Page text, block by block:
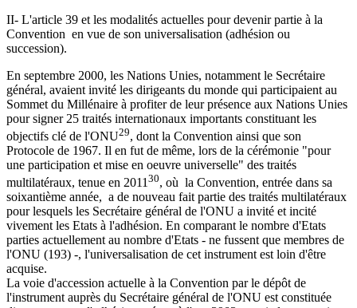
II- L'article 39 et les modalités actuelles pour devenir partie à la
Convention en vue de son universalisation (adhésion ou
succession).
En septembre 2000, les Nations Unies, notamment le Secrétaire
général, avaient invité les dirigeants du monde qui participaient au
Sommet du Millénaire à profiter de leur présence aux Nations Unies
pour signer 25 traités internationaux importants constituant les
objectifs clé de l'ONU29, dont la Convention ainsi que son
Protocole de 1967. Il en fut de même, lors de la cérémonie "pour
une participation et mise en oeuvre universelle" des traités
multilatéraux, tenue en 2011 30, où la Convention, entrée dans sa
soixantième année, a de nouveau fait partie des traités multilatéraux
pour lesquels les Secrétaire général de l'ONU a invité et incité
vivement les Etats à l'adhésion. En comparant le nombre d'Etats
parties actuellement au nombre d'Etats - ne fussent que membres de
l'ONU (193) -, l'universalisation de cet instrument est loin d'être
acquise.
La voie d'accession actuelle à la Convention par le dépôt de
l'instrument auprès du Secrétaire général de l'ONU est constituée